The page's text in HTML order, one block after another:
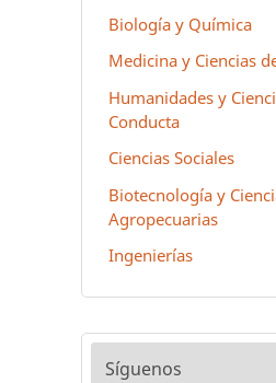
Biología y Química
Medicina y Ciencias
Humanidades y
Conducta
Ciencias Sociales
Biotecnología y
Agropecuarias
Ingenierías
Síguenos